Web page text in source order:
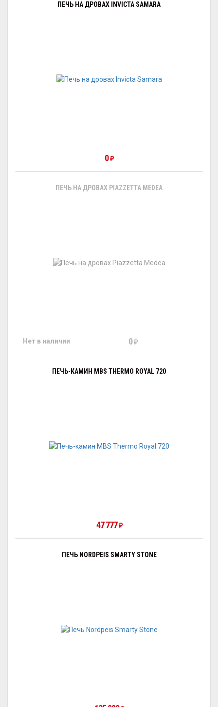
ПЕЧЬ НА ДРОВАХ INVICTA SAMARA
0₽
ПЕЧЬ НА ДРОВАХ PIAZZETTA MEDEA
Нет в наличии 0₽
ПЕЧЬ-КАМИН MBS THERMO ROYAL 720
47 777₽
ПЕЧЬ NORDPEIS SMARTY STONE